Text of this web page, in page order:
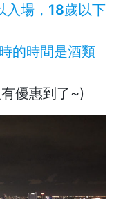
入場，18歲以下
的時間是酒類
優惠到了~)